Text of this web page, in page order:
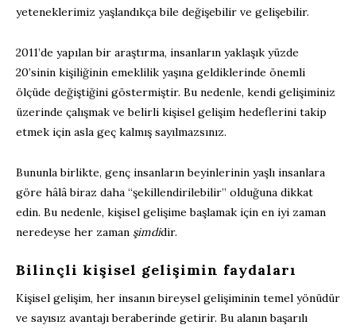
yeteneklerimiz yaşlandıkça bile değişebilir ve gelişebilir.
2011’de yapılan bir araştırma, insanların yaklaşık yüzde
20’sinin kişiliğinin emeklilik yaşına geldiklerinde önemli
ölçüde değiştiğini göstermiştir. Bu nedenle, kendi gelişiminiz
üzerinde çalışmak ve belirli kişisel gelişim hedeflerini takip
etmek için asla geç kalmış sayılmazsınız.
Bununla birlikte, genç insanların beyinlerinin yaşlı insanlara
göre hâlâ biraz daha “şekillendirilebilir” olduğuna dikkat
edin. Bu nedenle, kişisel gelişime başlamak için en iyi zaman
neredeyse her zaman şimdidir.
Bilinçli kişisel gelişimin faydaları
Kişisel gelişim, her insanın bireysel gelişiminin temel yönüdür
ve sayısız avantajı beraberinde getirir. Bu alanın başarılı